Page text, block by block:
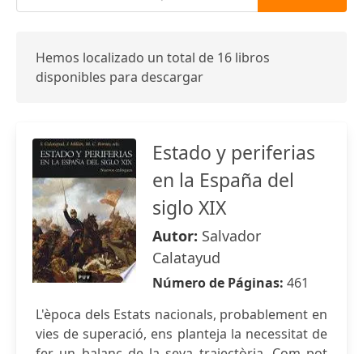
Hemos localizado un total de 16 libros
disponibles para descargar
Estado y periferias
en la España del
siglo XIX
Autor: Salvador
Calatayud
Número de Páginas: 461
L'època dels Estats nacionals, probablement en
vies de superació, ens planteja la necessitat de